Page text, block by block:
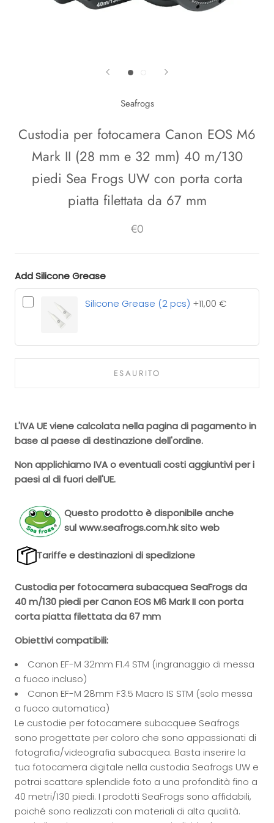
Seafrogs
Custodia per fotocamera Canon EOS M6
Mark II (28 mm e 32 mm) 40 m/130
piedi Sea Frogs UW con porta corta
piatta filettata da 67 mm
€0
Add Silicone Grease
Silicone Grease (2 pcs) +11,00 €
ESAURITO
L'IVA UE viene calcolata nella pagina di pagamento in
base al paese di destinazione dell'ordine.
Non applichiamo IVA o eventuali costi aggiuntivi per i
paesi al di fuori dell'UE.
Questo prodotto è disponibile anche
sulwww.seafrogs.com.hksito web
Tariffe e destinazioni di spedizione
Custodia per fotocamera subacquea SeaFrogs da
40 m/130 piedi per Canon EOS M6 Mark II con porta
corta piatta filettata da 67 mm
Obiettivi compatibili:
Canon EF-M 32mm F1.4 STM (ingranaggio di messa
a fuoco incluso)
Canon EF-M 28mm F3.5 Macro IS STM (solo messa
a fuoco automatica)
Le custodie per fotocamere subacquee Seafrogs
sono progettate per coloro che sono appassionati di
fotografia/videografia subacquea. Basta inserire la
tua fotocamera digitale nella custodia Seafrogs UW e
potrai scattare splendide foto a una profondità fino a
40 metri/130 piedi. I prodotti SeaFrogs sono affidabili,
poiché sono realizzati con materiali di alta qualità.